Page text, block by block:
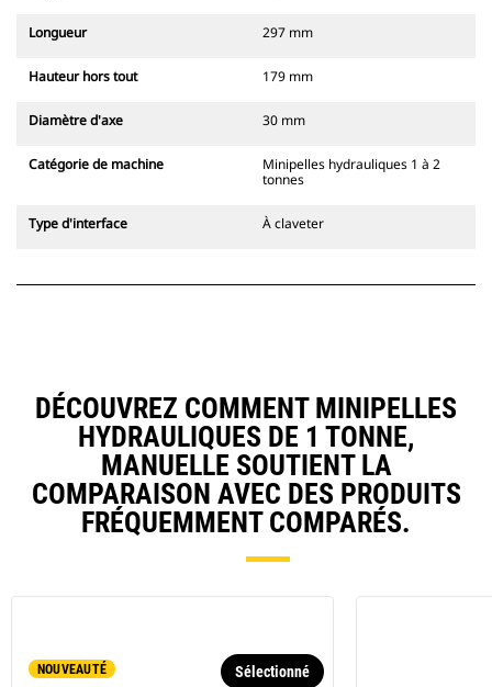
Longueur 297 mm
Hauteur hors tout 179 mm
Diamètre d'axe 30 mm
Catégorie de machine
Minipelles hydrauliques 1 à 2
tonnes
Type d'interface À claveter
DÉCOUVREZ COMMENT MINIPELLES
HYDRAULIQUES DE 1 TONNE,
MANUELLE SOUTIENT LA
COMPARAISON AVEC DES PRODUITS
FRÉQUEMMENT COMPARÉS.
NOUVEAUTÉ Sélectionné